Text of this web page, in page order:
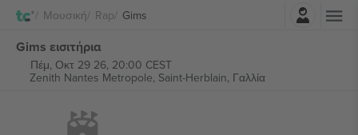
Μουσική Rap Gims
Gims εισιτήρια
Πέμ, Οκτ 29 26, 20:00 CEST
Zenith Nantes Metropole, Saint-Herblain, Γαλλία